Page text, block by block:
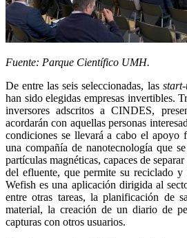
Fuente: Parque Científico UMH.
De entre las seis seleccionadas, las start-
han sido elegidas empresas invertibles.
inversores adscritos a CINDES,
acordarán con aquellas personas
condiciones se llevará a cabo el
una compañía de nanotecnología que
partículas magnéticas, capaces de
del efluente, que permite su reciclado
Wefish es una aplicación dirigida al
entre otras tareas, la planificación de
material, la creación de un diario de
capturas con otros usuarios.